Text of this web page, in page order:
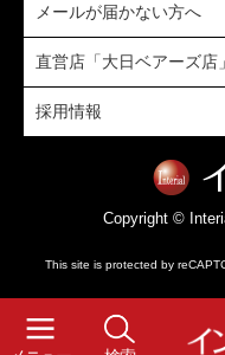
メールが届かない方へ
直営店「大日ベアーズ店」
採用情報
Copyright ©
This site is protected by